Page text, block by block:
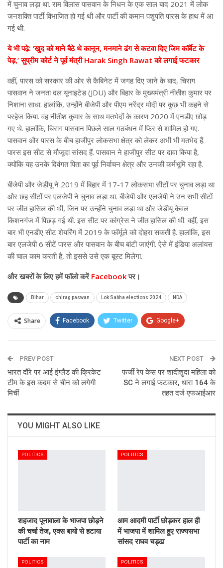
में चुनाव लड़ा था. राम विलास पासवान के निधन के एक साल बाद 2021 में लोक
जनशक्ति पार्टी विभाजित हो गई थी और पार्टी की कमान पशुपति पारस के हाथ में आ
गई थी.
ये भी पढ़े: ‘खुद को माने बैठे थे कानून, मनमाने ढंग से कटवा दिए जिम कॉर्बेट के
पेड़,’ सुप्रीम कोर्ट ने पूर्व मंत्री Harak Singh Rawat को लगाई फटकार
वहीं, पारस को सरकार की ओर से कैबिनेट में जगह दिए जाने के बाद, चिराग
पासवान ने जनता दल यूनाइटेड (JDU) और बिहार के मुख्यमंत्री नीतीश कुमार पर
निशाना साधा. हालांकि, उन्होंने बीजेपी और पीएम नरेंद्र मोदी पर कुछ भी कहने से
परहेज किया. वह नीतीश कुमार के साथ मतभेदों के कारण 2020 में एनडीए छोड़
गए थे. हालांकि, चिराग पासवान पिछले साल गठबंधन में फिर से शामिल हो गए.
पासवान और पारस के बीच हाजीपुर लोकसभा क्षेत्र को लेकर अभी भी मतभेद हैं.
पारस इस सीट से मौजूदा सांसद हैं. पासवान ने हाजीपुर सीट पर दावा किया है,
क्योंकि यह उनके दिवंगत पिता का पूर्व निर्वाचन क्षेत्र और उनकी कर्मभूमि रहा है.
बीजेपी और जेडीयू ने 2019 में बिहार में 17-17 लोकसभा सीटों पर चुनाव लड़ा था
और छह सीटों पर एलजेपी ने चुनाव लड़ा था. बीजेपी और एलजेपी ने उन सभी सीटों
पर जीत हासिल की थी, जिन पर उन्होंने चुनाव लड़ा था और जेडीयू केवल
किशनगंज में पिछड़ गई थी. इस सीट पर कांग्रेस ने जीत हासिल की थी. वहीं, इस
बार भी एनडीए सीट शेयरिंग में 2019 के फॉर्मूले को दोहरा सकती है. हालांकि, इस
बार एलजेपी 6 सीटें पारस और पासवान के बीच बांटी जाएंगी. ऐसे में इंडिया अलांयस
की चाल काम करती है, तो इससे उसे एक बूस्ट मिलेगा.
और खबरों के लिए हमें फॉलो करेंFacebookपर।
Bihar chirag paswan Lok Sabha elections 2024 NDA
Share Facebook Twitter Google+
Email
PREV POST
भारत दौरे पर आई इंग्लैंड की क्रिकेट
टीम के इस कदम से चीन को लगेगी
मिर्ची
NEXT POST
फर्जी रेप केस पर शादीशुदा महिला को
SC ने लगाई फटकार, धारा 164 के
तहत दर्ज एफआईआर
YOU MIGHT ALSO LIKE
POLITICS
शहजाद पूनावाला के भाजपा छोड़ने
की चर्चा तेज, एक्स बायो से हटाया
पार्टी का नाम
POLITICS
आम आदमी पार्टी छोड़कर हाल ही
में भाजपा में शामिल हुए राज्यसभा
सांसद राघव चड्ढा
POLITICS POLITICS